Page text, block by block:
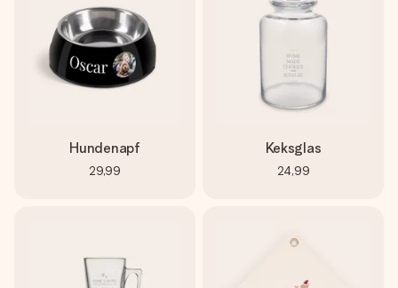
Hundenapf
29,99
Keksglas
24,99